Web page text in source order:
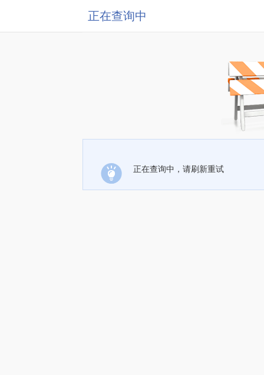
正在查询中
正在查询中，请刷新重试